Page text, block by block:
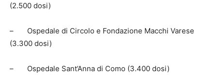
(2.500 dosi)
– Ospedale di Circolo e Fondazione Macchi Varese
(3.300 dosi)
– Ospedale Sant’Anna di Como (3.400 dosi)